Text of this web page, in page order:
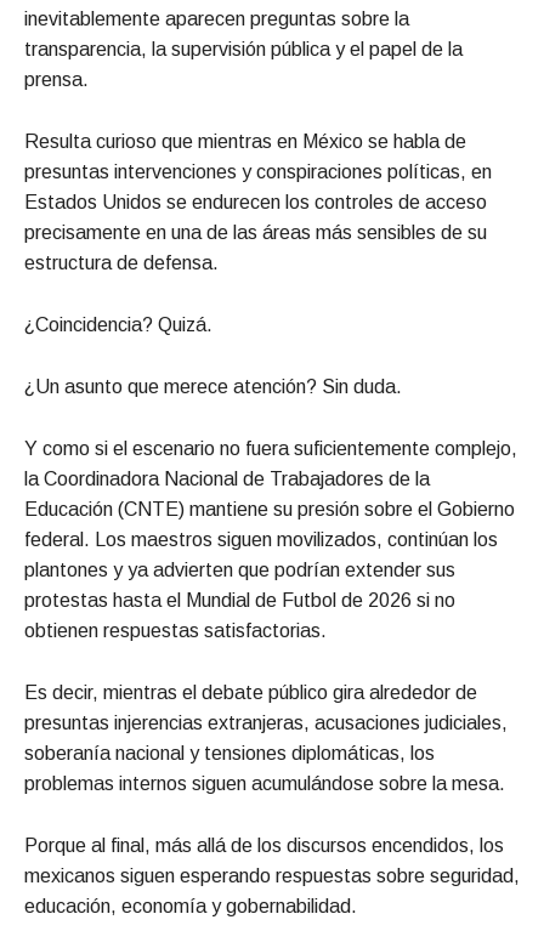
inevitablemente aparecen preguntas sobre la
transparencia, la supervisión pública y el papel de la
prensa.
Resulta curioso que mientras en México se habla de
presuntas intervenciones y conspiraciones políticas, en
Estados Unidos se endurecen los controles de acceso
precisamente en una de las áreas más sensibles de su
estructura de defensa.
¿Coincidencia? Quizá.
¿Un asunto que merece atención? Sin duda.
Y como si el escenario no fuera suficientemente complejo,
la Coordinadora Nacional de Trabajadores de la
Educación (CNTE) mantiene su presión sobre el Gobierno
federal. Los maestros siguen movilizados, continúan los
plantones y ya advierten que podrían extender sus
protestas hasta el Mundial de Futbol de 2026 si no
obtienen respuestas satisfactorias.
Es decir, mientras el debate público gira alrededor de
presuntas injerencias extranjeras, acusaciones judiciales,
soberanía nacional y tensiones diplomáticas, los
problemas internos siguen acumulándose sobre la mesa.
Porque al final, más allá de los discursos encendidos, los
mexicanos siguen esperando respuestas sobre seguridad,
educación, economía y gobernabilidad.